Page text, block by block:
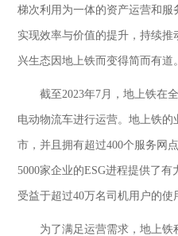
梯次利用为一体的资产运营和
实现效率与价值的提升，持续
兴生态因地上铁而变得简而有道。
截至 2023年7月，地上铁在
电动物流车进行运营。地上铁
市，并且拥有超过400个服务网
5000家企业的ESG进程提供了
受益于超过40万名司机用户的使
为了满足运营需求，地上